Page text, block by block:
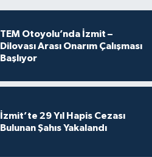
TEM Otoyolu’nda İzmit –
Dilovası Arası Onarım Çalışması
Başlıyor
İzmit’te 29 Yıl Hapis Cezası
Bulunan Şahıs Yakalandı